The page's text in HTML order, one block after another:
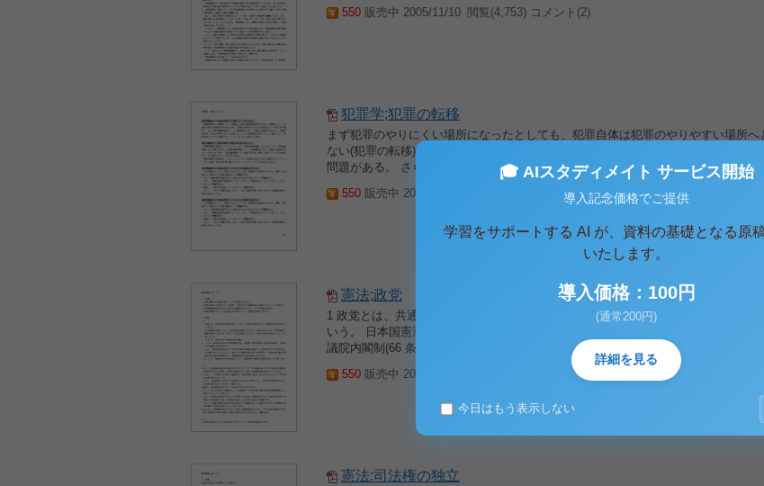
550 販売中 2005/11/10 閲覧(4,753) コメント(2)
犯罪学;犯罪の転移
まず犯罪のやりにくい場所になったとしても、犯罪自体は犯罪のやりやすい場所へ
ない(犯罪の転移)という問題がある。 次に、対象犯罪が財産犯のみに制約されるの
問題がある。 さらに、環境犯罪学を徹底することで、かえって不便な社会になって
550 販売中 2005/06/18
憲法;政党
1 政党とは、共通の政治的意見を持つ人々が、その意見を実現するために組織する
いう。 日本国憲法は政党について、格別の規定を設けていないが、結社の自由(21
議院内閣制(66 条3 項、67 条、69 条)を採用しているので、政党の存在を当然のこと
550 販売中 2005/06/18
憲法:司法権の独立
🎓 AIスタディメイト サービス開始
導入記念価格でご提供
学習をサポートする AI が、資料の基礎となる原
いたします。
導入価格：100円
(通常200円)
詳細を見る
今日はもう表示しない